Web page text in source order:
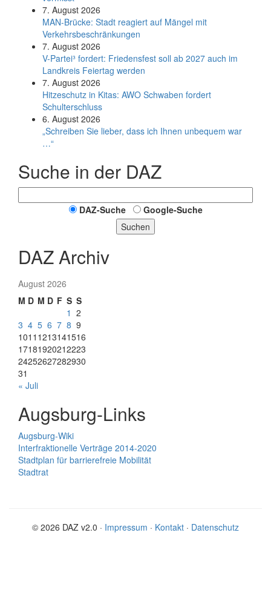
7. August 2026
MAN-Brücke: Stadt reagiert auf Mängel mit
Verkehrsbeschränkungen
7. August 2026
V-Partei­³ fordert: Friedens­fest soll ab 2027 auch im
Land­kreis Feier­tag werden
7. August 2026
Hitzeschutz in Kitas: AWO Schwaben fordert
Schulterschluss
6. August 2026
„Schreiben Sie lieber, dass ich Ihnen unbequem war
…“
Suche in der DAZ
DAZ-Suche
Google-Suche
Suchen
DAZ Archiv
August 2026
M D M D F S S
1 2
3 4 5 6 7 8 9
1011 1213141516
17181920212223
24252627282930
31
« Juli
Augsburg-Links
Augsburg-Wiki
Interfraktionelle Verträge 2014-2020
Stadtplan für barrierefreie Mobilität
Stadtrat
© 2026 DAZ v2.0 · Impressum · Kontakt · Datenschutz